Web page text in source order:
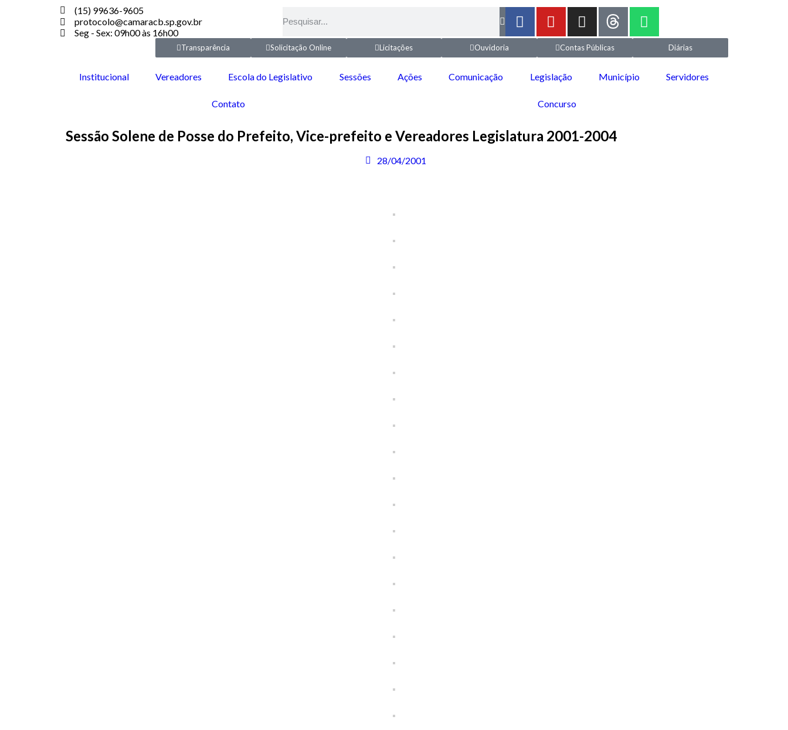
(15) 99636-9605
protocolo@camaracb.sp.gov.br
Seg - Sex: 09h00 às 16h00
Transparência Solicitação Online Licitações Ouvidoria Contas Públicas Diárias
Institucional Vereadores Escola do Legislativo Sessões Ações Comunicação Legislação Município Servidores
Contato Concurso
Sessão Solene de Posse do Prefeito, Vice-prefeito e Vereadores Legislatura 2001-2004
28/04/2001